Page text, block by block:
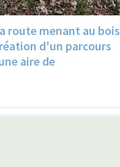
route menant au bois
d'un parcours
aire de